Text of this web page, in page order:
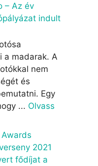
– Az év
indult
a madarak. A
nem
és
Egy
... Olvass
fődíjat a